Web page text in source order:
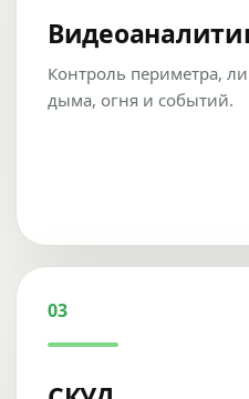
Контроль периметра,
дыма, огня и событий.
03